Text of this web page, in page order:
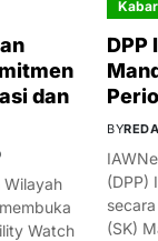
dan
Wilayah
Watch
DPP
BY
(DPP)
(SK)